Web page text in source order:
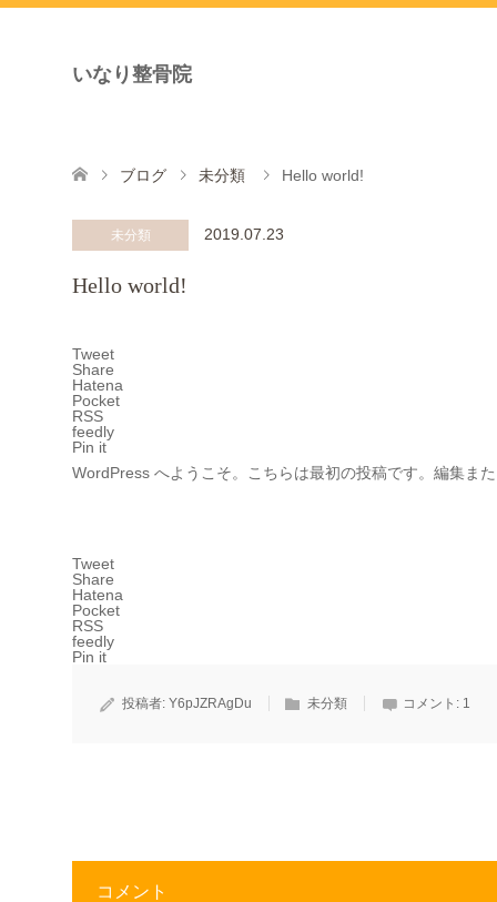
いなり整骨院
ブログ 未分類 Hello world!
未分類 2019.07.23
Hello world!
Tweet
Share
Hatena
Pocket
RSS
feedly
Pin it
WordPress へようこそ。こちらは最初の投稿です。編集ま
Tweet
Share
Hatena
Pocket
RSS
feedly
Pin it
投稿者: Y6pJZRAgDu 未分類 コメント: 1
コメント